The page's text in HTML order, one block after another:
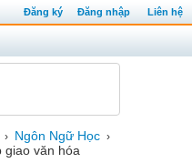
Đăng ký Đăng nhập Liên hệ
› Ngôn Ngữ Học ›
giao văn hóa